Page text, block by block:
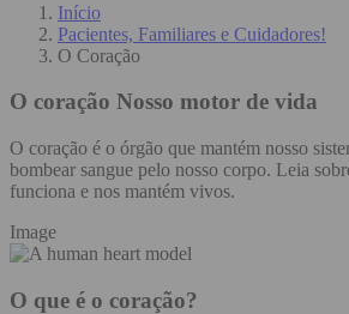
Início
Pacientes, Familiares e Cuidadores!
O Coração
O coração Nosso motor de vida
O coração é o órgão que mantém nosso
bombear sangue pelo nosso corpo. Leia
funciona e nos mantém vivos.
Image
O que é o coração?